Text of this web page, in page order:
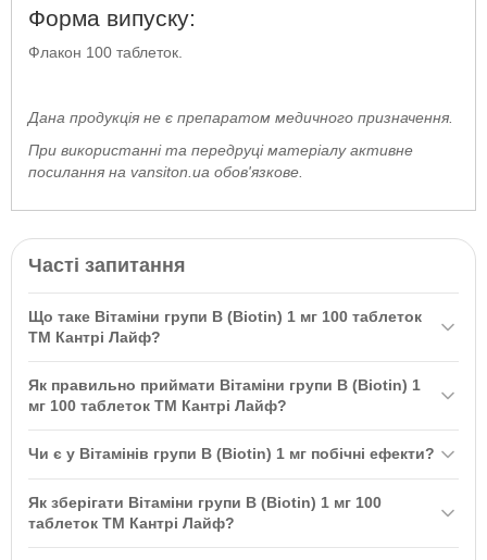
Форма випуску:
Флакон 100 таблеток.
Дана продукція не є препаратом медичного призначення.
При використанні та передруці матеріалу активне
посилання на vansiton.ua обов'язкове.
Часті запитання
Що таке Вітаміни групи B (Biotin) 1 мг 100 таблеток
ТМ Кантрі Лайф?
Country Life — це водорозчинний вітамін групи B, який підтримує
утворення кератину, необхідного для здоров'я шкіри, волосся та
глюкози.
Як правильно приймати Вітаміни групи B (Biotin) 1
мг 100 таблеток ТМ Кантрі Лайф?
перевищуйте рекомендовану дозу та обов'язково
ви приймаєте інші препарати.
Чи є у Вітамінів групи B (Biotin) 1 мг побічні ефекти?
препарату і зверніться до лікаря. Обов'язково обговорюйте
добавки і ліки з вашим лікарем.
Як зберігати Вітаміни групи B (Biotin) 1 мг 100
таблеток ТМ Кантрі Лайф?